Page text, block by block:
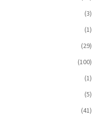
(3)
(1)
(29)
(100)
(1)
(5)
(41)